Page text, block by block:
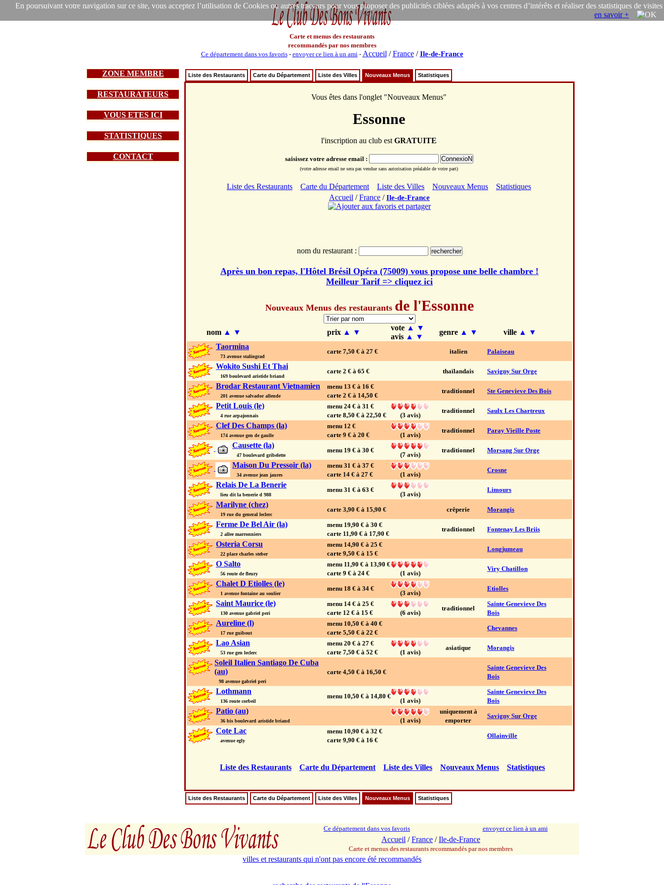
En poursuivant votre navigation sur ce site, vous acceptez l’utilisation de Cookies ou autres traceurs pour vous proposer des publicités ciblées adaptés à vos centres d’intérêts et réaliser des statistiques de visites
en savoir +
Carte et menus des restaurants
recommandés par nos membres
Ce département dans vos favoris- envoyer ce lien à un ami- Accueil /France/Ile-de-France
ZONE MEMBRE
RESTAURATEURS
VOUS ETES ICI
STATISTIQUES
CONTACT
Liste des Restaurants Carte du Département Liste des Villes Nouveaux Menus Statistiques
Vous êtes dans l'onglet "Nouveaux Menus"
Essonne
l'inscription au club est GRATUITE
saisissez votre adresse email :
(votre adresse email ne sera pas vendue sans autorisation préalable de votre part)
Liste des Restaurants Carte du Département Liste des Villes Nouveaux Menus
Statistiques
Accueil /France /Ile-de-France
nom du restaurant :
Après un bon repas, l'Hôtel Brésil Opéra (75009) vous propose une belle chambre !
Meilleur Tarif => cliquez ici
Nouveaux Menus des restaurants de l'Essonne
nom ▲ ▼ prix ▲ ▼
vote ▲
▼
avis ▲ ▼
genre ▲ ▼ ville ▲
▼
Taormina
73 avenue stalingrad
carte 7,50 € à 27 € italien Palaiseau
Wokito Sushi Et Thai
169 boulevard aristide briand
carte 2 € à 65 € thaïlandais Savigny Sur Orge
Brodar Restaurant Vietnamien
201 avenue salvador allende
menu 13 € à 16 €
carte 2 € à 14,50 €
traditionnel Ste Genevieve Des Bois
Petit Louis (le)
4 rue arpajonnais
menu 24 € à 31 €
carte 8,50 € à 22,50 €
(3 avis)
traditionnel Saulx Les Chartreux
Clef Des Champs (la)
174 avenue gen de gaulle
menu 12 €
carte 9 € à 20 €
(1 avis)
traditionnel Paray Vieille Poste
Causette (la)
47 boulevard gribelette
menu 19 € à 30 €
(7 avis)
traditionnel Morsang Sur Orge
Maison Du Pressoir (la)
34 avenue jean jaures
menu 31 € à 37 €
carte 14 € à 27 €
(1 avis)
Crosne
Relais De La Benerie
lieu dit la benerie d 988
menu 31 € à 63 €
(3 avis)
Limours
Marilyne (chez)
19 rue du general leclerc
carte 3,90 € à 15,90 € crêperie Morangis
Ferme De Bel Air (la)
2 allee marronniers
menu 19,90 € à 30 €
carte 11,90 € à 17,90 €
traditionnel Fontenay Les Briis
Osteria Corsu
22 place charles steber
menu 14,90 € à 25 €
carte 9,50 € à 15 €
Longjumeau
O Salto
56 route de fleury
menu 11,90 € à 13,90 €
carte 9 € à 24 €
(1 avis)
Viry Chatillon
Chalet D Etiolles (le)
1 avenue fontaine au soulier
menu 18 € à 34 €
(3 avis)
Etiolles
Saint Maurice (le)
130 avenue gabriel peri
menu 14 € à 25 €
carte 12 € à 15 €
(6 avis)
traditionnel
Sainte Genevieve Des
Bois
Aureline (l)
17 rue guibout
menu 10,50 € à 40 €
carte 5,50 € à 22 €
Chevannes
Lao Asian
53 rue gen leclerc
menu 20 € à 27 €
carte 7,50 € à 52 €
(1 avis)
asiatique Morangis
Soleil Italien Santiago De Cuba
(au)
98 avenue gabriel peri
carte 4,50 € à 16,50 €
Sainte Genevieve Des
Bois
Lothmann
136 route corbeil
menu 10,50 € à 14,80 €
(1 avis)
Sainte Genevieve Des
Bois
Patio (au)
36 bis boulevard aristide briand (1 avis)
uniquement à
emporter
Savigny Sur Orge
Cote Lac
avenue egly
menu 10,90 € à 32 €
carte 9,90 € à 16 €
Ollainville
Liste des Restaurants Carte du Département Liste des Villes Nouveaux Menus Statistiques
Liste des Restaurants Carte du Département Liste des Villes Nouveaux Menus Statistiques
Ce département dans vos favoris envoyer ce lien à un ami
Accueil /France /Ile-de-France
Carte et menus des restaurants recommandés par nos membres
villes et restaurants qui n'ont pas encore été recommandés